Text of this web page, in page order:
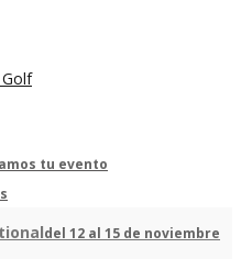
tu evento
del 12 al 15 de noviembre